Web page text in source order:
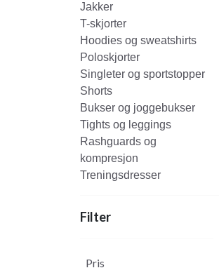
Jakker
T-skjorter
Hoodies og sweatshirts
Poloskjorter
Singleter og sportstopper
Shorts
Bukser og joggebukser
Tights og leggings
Rashguards og
kompresjon
Treningsdresser
Filter
Pris